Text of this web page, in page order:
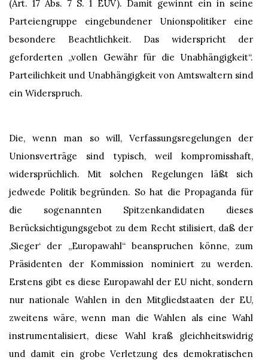
(Art. 17 Abs. 7 S. 1 EUV). Damit gewinnt ein in seine
Parteiengruppe eingebundener Unionspolitiker eine
besondere Beachtlichkeit. Das widerspricht der
geforderten „vollen Gewähr für die Unabhängigkeit“.
Parteilichkeit und Unabhängigkeit von Amtswaltern sind
ein Widerspruch.
Die, wenn man so will, Verfassungsregelungen der
Unionsverträge sind typisch, weil kompromisshaft,
widersprüchlich. Mit solchen Regelungen läßt sich
jedwede Politik begründen. So hat die Propaganda für
die sogenannten Spitzenkandidaten dieses
Berücksichtigungsgebot zu dem Recht stilisiert, daß der
‚Sieger‘ der „Europawahl“ beanspruchen könne, zum
Präsidenten der Kommission nominiert zu werden.
Erstens gibt es diese Europawahl der EU nicht, sondern
nur nationale Wahlen in den Mitgliedstaaten der EU,
zweitens wäre, wenn man die Wahlen als eine Wahl
instrumentalisiert, diese Wahl kraß gleichheitswidrig
und damit ein grobe Verletzung des demokratischen